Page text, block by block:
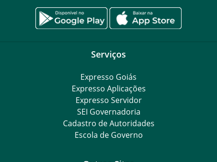
Serviços
Expresso Goiás
Expresso Aplicações
Expresso Servidor
SEI Governadoria
Cadastro de Autoridades
Escola de Governo